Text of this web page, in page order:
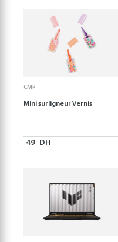
CMP
Mini surligneur Vernis
49 DH